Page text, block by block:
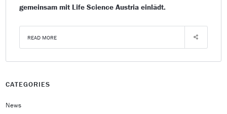
gemeinsam mit Life Science Austria einlädt.
READ MORE
CATEGORIES
News